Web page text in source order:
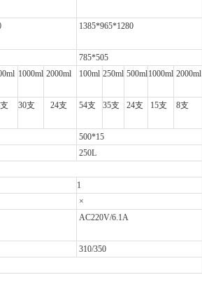
1385*965*1280
785*505
1000ml 2000ml 100ml 250ml 500ml1000ml 2000ml
支 30支 24支 54支 35支 24支 15支 8支
500*15
250L
1
×
AC220V/6.1A
310/350